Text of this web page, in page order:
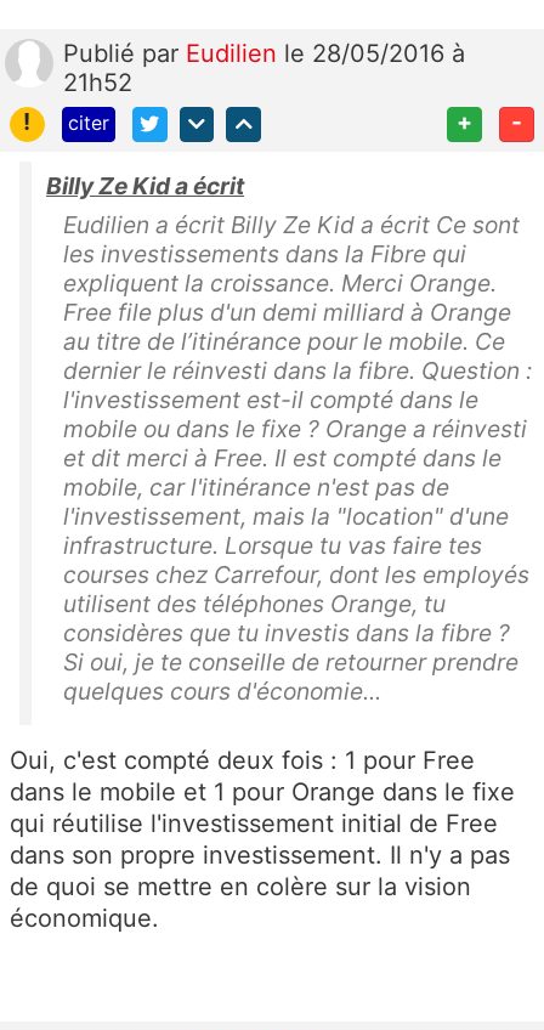
Publié par Eudilien le 28/05/2016 à
21h52
!
citer + -
Billy Ze Kid a écrit
Eudilien a écrit Billy Ze Kid a écrit Ce sont
les investissements dans la Fibre qui
expliquent la croissance. Merci Orange.
Free file plus d'un demi milliard à Orange
au titre de l’itinérance pour le mobile. Ce
dernier le réinvesti dans la fibre. Question :
l'investissement est-il compté dans le
mobile ou dans le fixe ? Orange a réinvesti
et dit merci à Free. Il est compté dans le
mobile, car l'itinérance n'est pas de
l'investissement, mais la "location" d'une
infrastructure. Lorsque tu vas faire tes
courses chez Carrefour, dont les employés
utilisent des téléphones Orange, tu
considères que tu investis dans la fibre ?
Si oui, je te conseille de retourner prendre
quelques cours d'économie...
Oui, c'est compté deux fois : 1 pour Free
dans le mobile et 1 pour Orange dans le fixe
qui réutilise l'investissement initial de Free
dans son propre investissement. Il n'y a pas
de quoi se mettre en colère sur la vision
économique.